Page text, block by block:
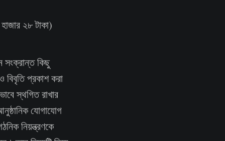
২৮ টাকা)
সংক্রান্ত কিছু
বিবৃতি প্রকাশ করা
স্থগিত রাখার
যোগাযোগ
নিয়ন্ত্রণকে